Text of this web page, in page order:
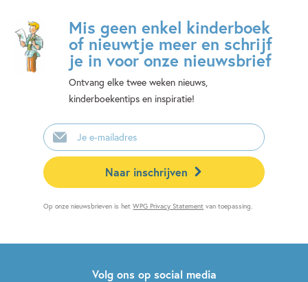
Mis geen enkel kinderboek
of nieuwtje meer en schrijf
je in voor onze nieuwsbrief
Ontvang elke twee weken nieuws,
kinderboekentips en inspiratie!
E-
mailadres
Naar inschrijven
Op onze nieuwsbrieven is hetWPG Privacy Statement van toepassing.
Volg ons op social media